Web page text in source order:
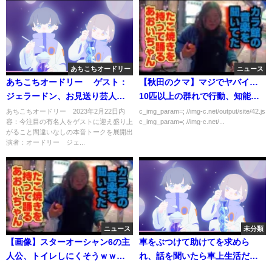
あちこちオードリー
あちこちオードリー ゲスト：
ジェラードン、お見送り芸人し
んいち、真空ジェシカ 2月22日
あちこちオードリー 2023年2月22日内
容：今注目の有名人をゲストに迎え盛り上
がること間違いなしの本音トークを展開出
演者：オードリー ジェ...
ニュース
【秋田のクマ】マジでヤバイ…
10匹以上の群れで行動、知能も
急激に進化か！？
c_img_param=; //img-c.net/output/site/42.js
c_img_param=; //img-c.net/...
ニュース
【画像】スターオーシャン6の主
人公、トイレしにくそうｗｗｗ
未分類
車をぶつけて助けてを求めら
れ、話を聞いたら車上生活だっ